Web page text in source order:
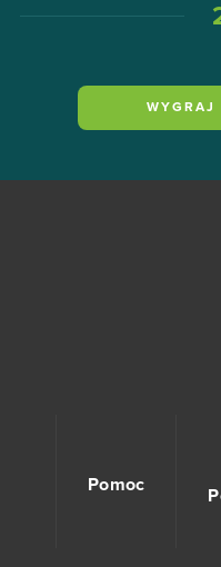
WYGRAJ
Pomoc